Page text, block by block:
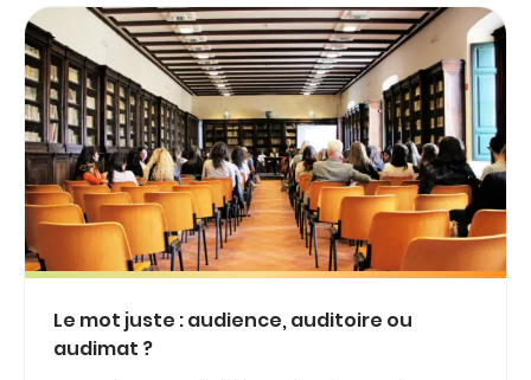
Le mot juste : audience, auditoire ou
audimat ?